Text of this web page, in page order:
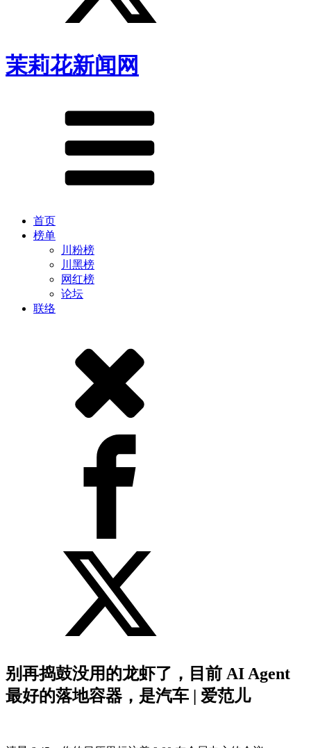
茉莉花新闻网
首页
榜单
川粉榜
川黑榜
网红榜
论坛
联络
别再捣鼓没用的龙虾了，目前 AI Agent
最好的落地容器，是汽车 | 爱范儿